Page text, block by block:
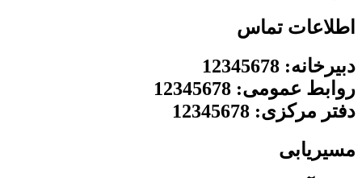
اطلاعات تماس
دبیرخانه: 12345678
روابط عمومی: 12345678
دفتر مرکزی: 12345678
مسیریابی